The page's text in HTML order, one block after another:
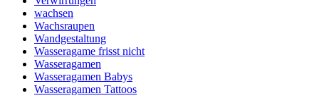
wachsen
Wachsraupen
Wandgestaltung
Wasseragame frisst nicht
Wasseragamen
Wasseragamen Babys
Wasseragamen Tattoos